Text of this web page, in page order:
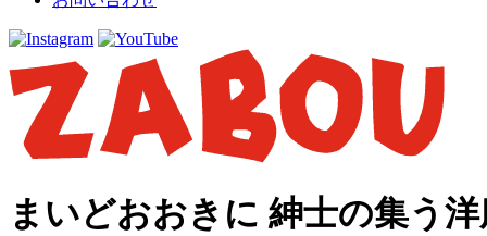
まいどおおきに 紳士の集う